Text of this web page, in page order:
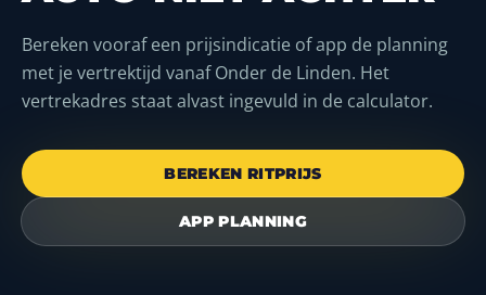
Bereken vooraf een prijsindicatie of app de planning
met je vertrektijd vanaf Onder de Linden. Het
vertrekadres staat alvast ingevuld in de calculator.
BEREKEN RITPRIJS
APP PLANNING